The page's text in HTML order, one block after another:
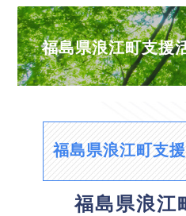
福島県浪江町支援
福島県浪江町支
福島県浪江